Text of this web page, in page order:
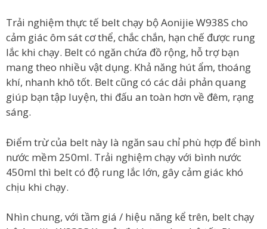
Trải nghiệm thực tế belt chạy bộ Aonijie W938S cho
cảm giác ôm sát cơ thể, chắc chắn, hạn chế được rung
lắc khi chạy. Belt có ngăn chứa đồ rộng, hỗ trợ bạn
mang theo nhiều vật dụng. Khả năng hút ẩm, thoáng
khí, nhanh khô tốt. Belt cũng có các dải phản quang
giúp bạn tập luyện, thi đấu an toàn hơn về đêm, rạng
sáng.
Điểm trừ của belt này là ngăn sau chỉ phù hợp để bình
nước mềm 250ml. Trải nghiệm chạy với bình nước
450ml thì belt có độ rung lắc lớn, gây cảm giác khó
chịu khi chạy.
Nhìn chung, với tầm giá / hiệu năng kể trên, belt chạy